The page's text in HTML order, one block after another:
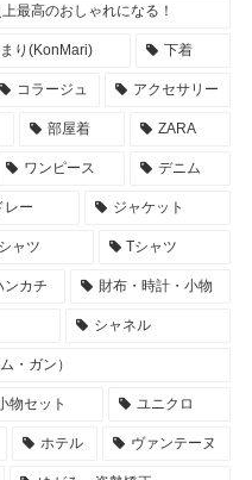
最高のおしゃれになる！
まり(KonMari) 下着
コラージュ アクセサリー
部屋着 ZARA
ワンピース デニム
レー ジャケット
ャツ Tシャツ
ンカチ 財布・時計・小物
シャネル
・ガン）
物セット ユニクロ
ホテル ヴァンテーヌ